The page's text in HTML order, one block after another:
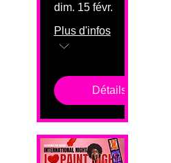
dim. 15 févr.
Plus d'infos
Détails